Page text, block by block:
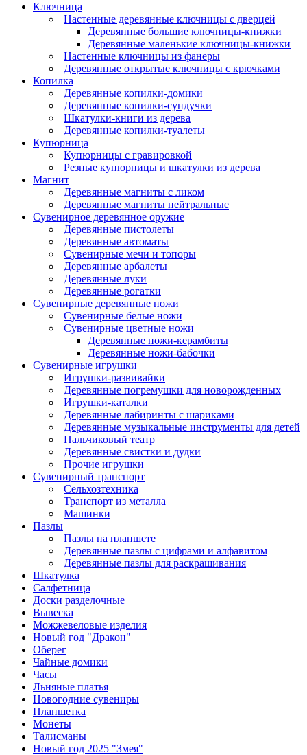
Ключница
Настенные деревянные ключницы с дверцей
Деревянные большие ключницы-книжки
Деревянные маленькие ключницы-книжки
Настенные ключницы из фанеры
Деревянные открытые ключницы с крючками
Копилка
Деревянные копилки-домики
Деревянные копилки-сундучки
Шкатулки-книги из дерева
Деревянные копилки-туалеты
Купюрница
Купюрницы с гравировкой
Резные купюрницы и шкатулки из дерева
Магнит
Деревянные магниты с ликом
Деревянные магниты нейтральные
Сувенирное деревянное оружие
Деревянные пистолеты
Деревянные автоматы
Сувенирные мечи и топоры
Деревянные арбалеты
Деревянные луки
Деревянные рогатки
Сувенирные деревянные ножи
Сувенирные белые ножи
Сувенирные цветные ножи
Деревянные ножи-керамбиты
Деревянные ножи-бабочки
Сувенирные игрушки
Игрушки-развивайки
Деревянные погремушки для новорожденных
Игрушки-каталки
Деревянные лабиринты с шариками
Деревянные музыкальные инструменты для детей
Пальчиковый театр
Деревянные свистки и дудки
Прочие игрушки
Сувенирный транспорт
Сельхозтехника
Транспорт из металла
Машинки
Пазлы
Пазлы на планшете
Деревянные пазлы с цифрами и алфавитом
Деревянные пазлы для раскрашивания
Шкатулка
Салфетница
Доски разделочные
Вывеска
Можжевеловые изделия
Новый год "Дракон"
Оберег
Чайные домики
Часы
Льняные платья
Новогодние сувениры
Планшетка
Монеты
Талисманы
Новый год 2025 "Змея"